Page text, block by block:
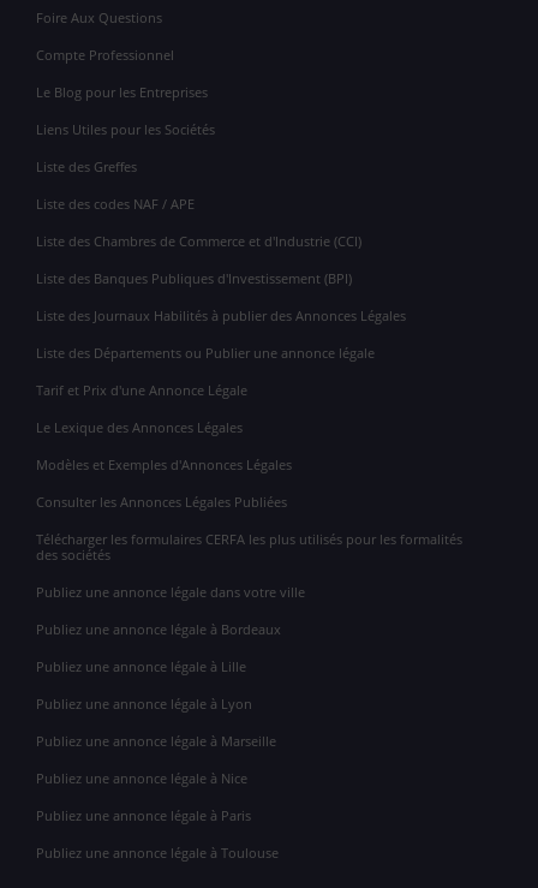
Foire Aux Questions
Compte Professionnel
Le Blog pour les Entreprises
Liens Utiles pour les Sociétés
Liste des Greffes
Liste des codes NAF / APE
Liste des Chambres de Commerce et d'Industrie (CCI)
Liste des Banques Publiques d'Investissement (BPI)
Liste des Journaux Habilités à publier des Annonces Légales
Liste des Départements ou Publier une annonce légale
Tarif et Prix d'une Annonce Légale
Le Lexique des Annonces Légales
Modèles et Exemples d'Annonces Légales
Consulter les Annonces Légales Publiées
Télécharger les formulaires CERFA les plus utilisés pour les formalités
des sociétés
Publiez une annonce légale dans votre ville
Publiez une annonce légale à Bordeaux
Publiez une annonce légale à Lille
Publiez une annonce légale à Lyon
Publiez une annonce légale à Marseille
Publiez une annonce légale à Nice
Publiez une annonce légale à Paris
Publiez une annonce légale à Toulouse